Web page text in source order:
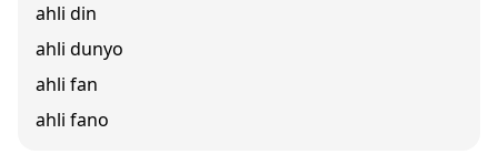
ahli din
ahli dunyo
ahli fan
ahli fano